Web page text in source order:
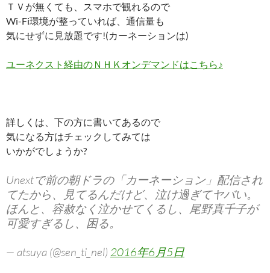
ＴＶが無くても、スマホで観れるので
Wi-Fi環境が整っていれば、通信量も
気にせずに見放題です!(カーネーションは)
ユーネクスト経由のＮＨＫオンデマンドはこちら♪
詳しくは、下の方に書いてあるので
気になる方はチェックしてみては
いかがでしょうか?
Unextで前の朝ドラの「カーネーション」配信され
てたから、見てるんだけど、泣け過ぎてヤバい。
ほんと、容赦なく泣かせてくるし、尾野真千子が
可愛すぎるし、困る。
— atsuya (@sen_ti_nel) 2016年6月5日